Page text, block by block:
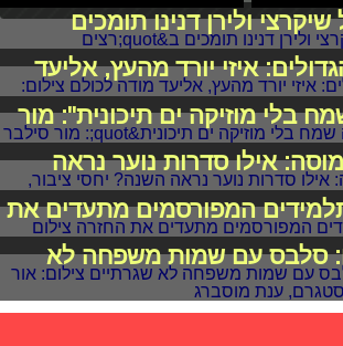
ולירן דנינו תומכים
איזי יורד מהעץ, אליעד
בלי מוזיקה ים תיכונית": מור
אילו סדרות נוער נראה
המפורסמים מתעדים את
סלבס עם שמות משפחה לא